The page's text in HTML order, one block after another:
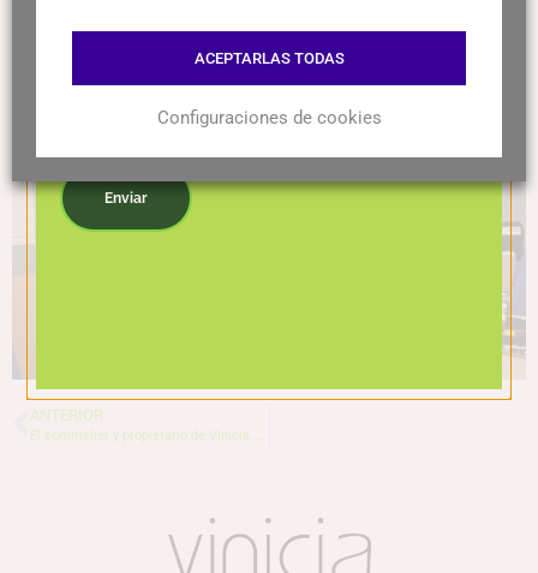
Podéis escuchar la entrevista completa aquí
ANTERIOR
El sommelier y propietario de Vinicia, Gregori Albareda, 12º mejor sommelier español en el Top 100 Sommeliers Edit
ACEPTARLAS TODAS
Configuraciones de cookies
Enviar